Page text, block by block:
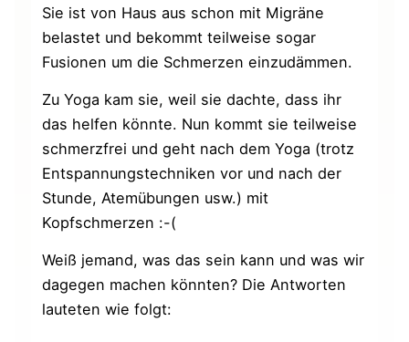
Sie ist von Haus aus schon mit Migräne
belastet und bekommt teilweise sogar
Fusionen um die Schmerzen einzudämmen.
Zu Yoga kam sie, weil sie dachte, dass ihr
das helfen könnte. Nun kommt sie teilweise
schmerzfrei und geht nach dem Yoga (trotz
Entspannungstechniken vor und nach der
Stunde, Atemübungen usw.) mit
Kopfschmerzen :-(
Weiß jemand, was das sein kann und was wir
dagegen machen könnten? Die Antworten
lauteten wie folgt: